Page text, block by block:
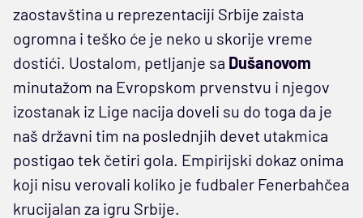
zaostavština u reprezentaciji Srbije zaista
ogromna i teško će je neko u skorije vreme
dostići. Uostalom, petljanje sa Dušanovom
minutažom na Evropskom prvenstvu i njegov
izostanak iz Lige nacija doveli su do toga da je
naš državni tim na poslednjih devet utakmica
postigao tek četiri gola. Empirijski dokaz onima
koji nisu verovali koliko je fudbaler Fenerbahčea
krucijalan za igru Srbije.